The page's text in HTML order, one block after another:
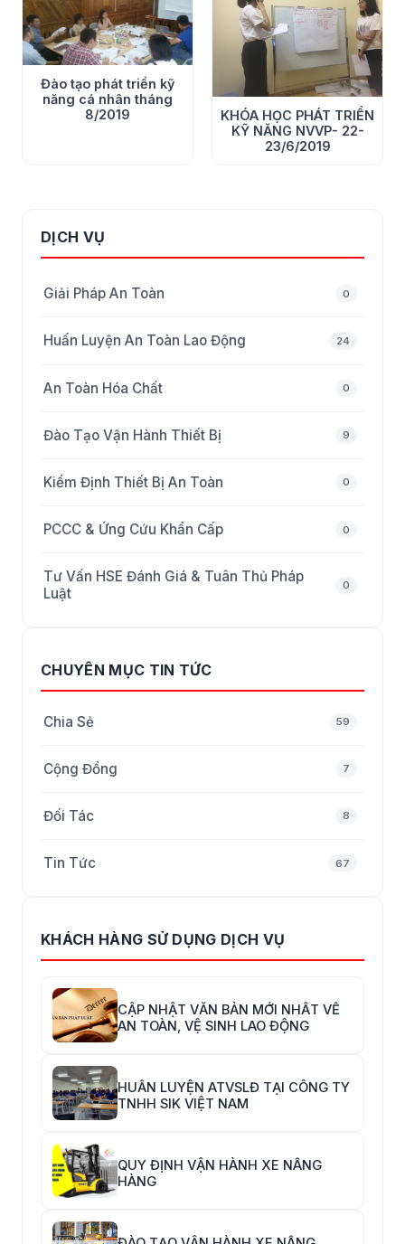
Đào tạo phát triển kỹ
năng cá nhân tháng
8/2019
KHÓA HỌC PHÁT TRIỂN
KỸ NĂNG NVVP- 22-
23/6/2019
DỊCH VỤ
Giải Pháp An Toàn 0
Huấn Luyện An Toàn Lao Động 24
An Toàn Hóa Chất 0
Đào Tạo Vận Hành Thiết Bị 9
Kiểm Định Thiết Bị An Toàn 0
PCCC & Ứng Cứu Khẩn Cấp 0
Tư Vấn HSE Đánh Giá & Tuân Thủ Pháp
Luật
0
CHUYÊN MỤC TIN TỨC
Chia Sẻ 59
Cộng Đồng 7
Đối Tác 8
Tin Tức 67
KHÁCH HÀNG SỬ DỤNG DỊCH VỤ
CẬP NHẬT VĂN BẢN MỚI NHẤT VỀ
AN TOÀN, VỆ SINH LAO ĐỘNG
HUẤN LUYỆN ATVSLĐ TẠI CÔNG TY
TNHH SIK VIỆT NAM
QUY ĐỊNH VẬN HÀNH XE NÂNG
HÀNG